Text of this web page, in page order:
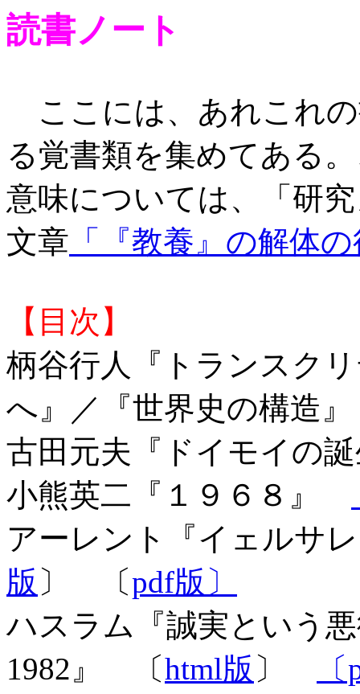
読書ノート
ここには、あれこれ
る覚書類を集めてある
意味については、「研
文章 「『教養』の解体
【目次】
柄谷行人『トランスク
へ』／『世界史の構造
古田元夫『ドイモイの
小熊英二『１９６８』
アーレント『イェルサ
版 〕 〔pdf版〕
ハスラム『誠実という
1982』 〔html版 〕